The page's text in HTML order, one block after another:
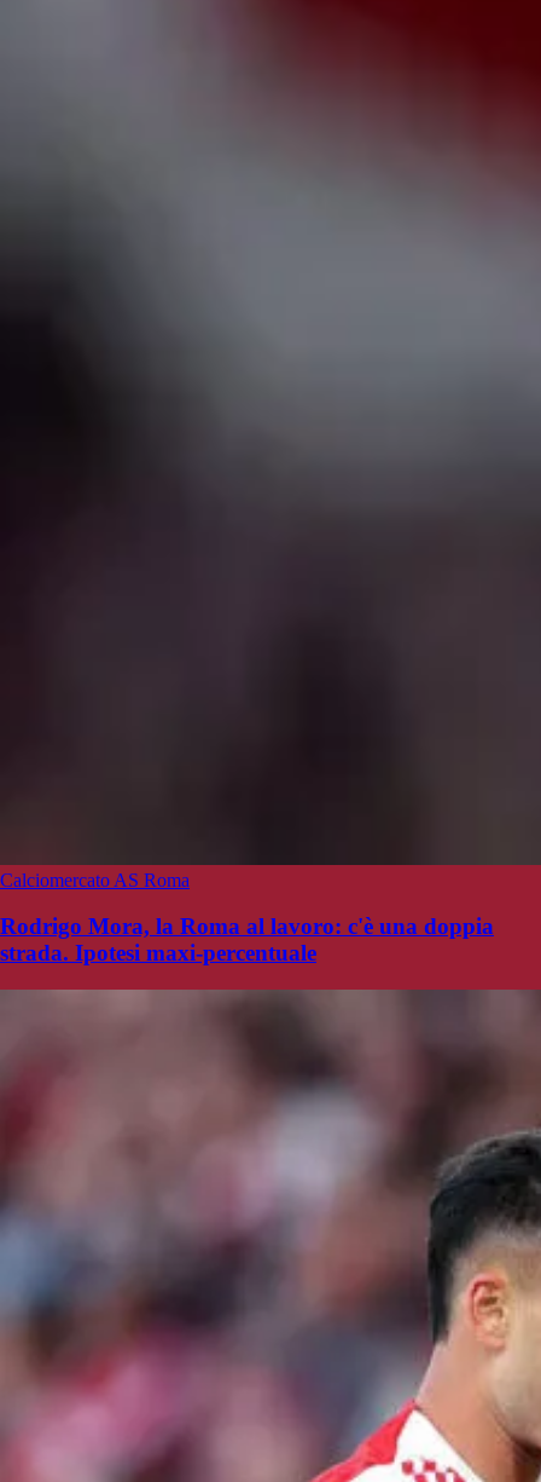
Calciomercato AS Roma
Rodrigo Mora, la Roma al lavoro: c'è una doppia
strada. Ipotesi maxi-percentuale